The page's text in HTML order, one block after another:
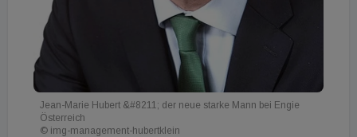
Jean-Marie Hubert &#8211; der neue starke Mann bei Engie
Österreich
© img-management-hubertklein